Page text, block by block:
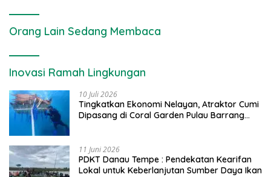
Orang Lain Sedang Membaca
Inovasi Ramah Lingkungan
10 Juli 2026
Tingkatkan Ekonomi Nelayan, Atraktor Cumi
Dipasang di Coral Garden Pulau Barrang
11 Juni 2026
PDKT Danau Tempe : Pendekatan Kearifan
Lokal untuk Keberlanjutan Sumber Daya Ikan